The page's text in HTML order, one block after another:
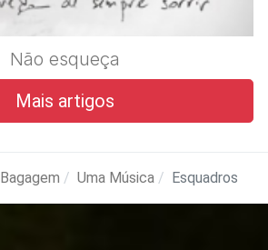
Não esqueça
Mais artigos
Bagagem Uma Música Esquadros